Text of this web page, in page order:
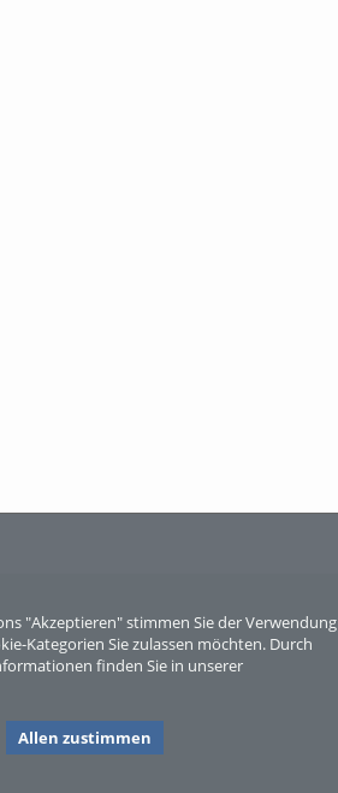
"Akzeptieren" stimmen Sie der Verwendung
Kategorien Sie zulassen möchten. Durch
finden Sie in unserer
Allen zustimmen